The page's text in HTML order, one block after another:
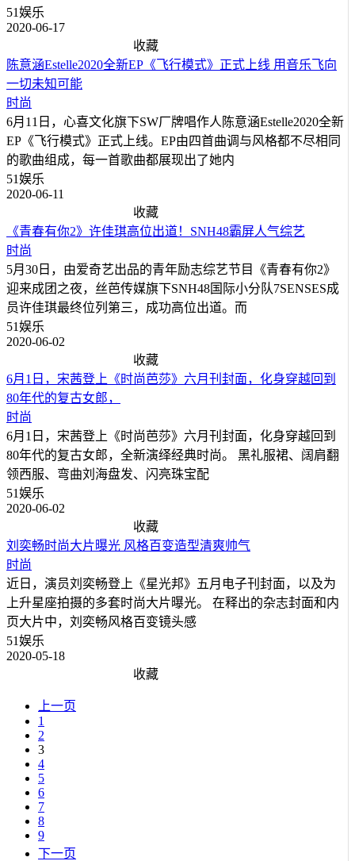
51娱乐
2020-06-17
收藏
陈意涵Estelle2020全新EP《飞行模式》正式上线 用音乐飞向
一切未知可能
时尚
6月11日，心喜文化旗下SW厂牌唱作人陈意涵Estelle2020全新
EP《飞行模式》正式上线。EP由四首曲调与风格都不尽相同
的歌曲组成，每一首歌曲都展现出了她内
51娱乐
2020-06-11
收藏
《青春有你2》许佳琪高位出道！SNH48霸屏人气综艺
时尚
5月30日，由爱奇艺出品的青年励志综艺节目《青春有你2》
迎来成团之夜，丝芭传媒旗下SNH48国际小分队7SENSES成
员许佳琪最终位列第三，成功高位出道。而
51娱乐
2020-06-02
收藏
6月1日，宋茜登上《时尚芭莎》六月刊封面，化身穿越回到
80年代的复古女郎，
时尚
6月1日，宋茜登上《时尚芭莎》六月刊封面，化身穿越回到
80年代的复古女郎，全新演绎经典时尚。 黑礼服裙、阔肩翻
领西服、弯曲刘海盘发、闪亮珠宝配
51娱乐
2020-06-02
收藏
刘奕畅时尚大片曝光 风格百变造型清爽帅气
时尚
近日，演员刘奕畅登上《星光邦》五月电子刊封面，以及为
上升星座拍摄的多套时尚大片曝光。 在释出的杂志封面和内
页大片中，刘奕畅风格百变镜头感
51娱乐
2020-05-18
收藏
上一页
1
2
3
4
5
6
7
8
9
下一页